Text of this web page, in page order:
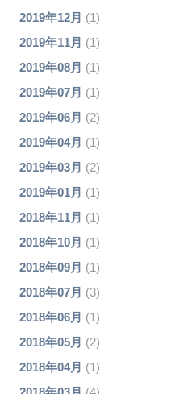
2019年12月 (1)
2019年11月 (1)
2019年08月 (1)
2019年07月 (1)
2019年06月 (2)
2019年04月 (1)
2019年03月 (2)
2019年01月 (1)
2018年11月 (1)
2018年10月 (1)
2018年09月 (1)
2018年07月 (3)
2018年06月 (1)
2018年05月 (2)
2018年04月 (1)